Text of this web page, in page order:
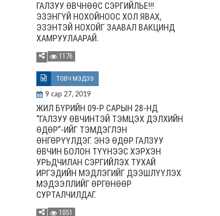
ГАЛЗУУ ӨВЧНӨӨС СЭРГИЙЛЬЕ!!!
ЭЗЭНГҮЙ НОХОЙНООС ХОЛ ЯВАХ,
ЭЗЭНТЭЙ НОХОЙГ ЗААВАЛ ВАКЦИНД
ХАМРУУЛААРАЙ.
1176
ТОВЧ МЭДЭЭ
9 сар 27, 2019
ЖИЛ БҮРИЙН 09-Р САРЫН 28-НД
“ГАЛЗУУ ӨВЧИНТЭЙ ТЭМЦЭХ ДЭЛХИЙН
ӨДӨР”-ИЙГ ТЭМДЭГЛЭН
ӨНГӨРҮҮЛДЭГ. ЭНЭ ӨДӨР ГАЛЗУУ
ӨВЧИН БОЛОН ТҮҮНЭЭС ХЭРХЭН
УРЬДЧИЛАН СЭРГИЙЛЭХ ТУХАЙ
ИРГЭДИЙН МЭДЛЭГИЙГ ДЭЭШЛҮҮЛЭХ
МЭДЭЭЛЛИЙГ ӨРГӨНӨӨР
СУРТАЛЧИЛДАГ.
1051